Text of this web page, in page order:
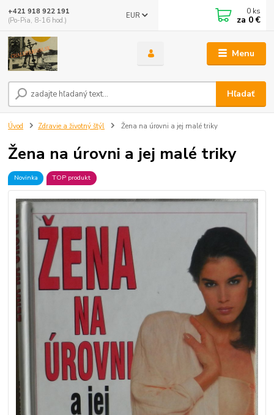
Menu
EUR
Hľadať
+421 918 922 191
(Po-Pia, 8-16 hod.)
0 ks
za 0 €
Úvod Zdravie a životný štýl Žena na úrovni a jej malé triky
Žena na úrovni a jej malé triky
Novinka TOP produkt